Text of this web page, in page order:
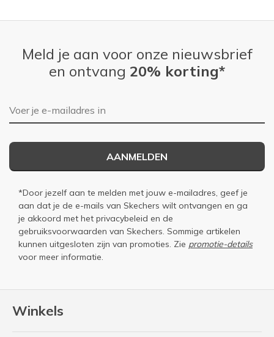
Winkels
Meld je aan voor onze nieuwsbrief
en ontvang 20% korting*
E-mailadres
AANMELDEN
*Door jezelf aan te melden met jouw e-mailadres, geef je
aan dat je de e-mails van Skechers wilt ontvangen en ga
je akkoord met het privacybeleid en de
gebruiksvoorwaarden van Skechers. Sommige artikelen
kunnen uitgesloten zijn van promoties. Zie promotie-details
voor meer informatie.